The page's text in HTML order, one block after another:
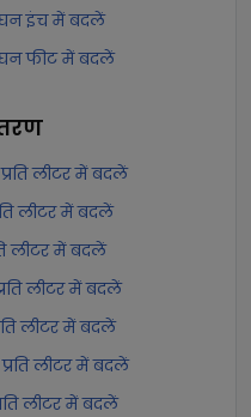
घन इंच में बदलें
घन फीट में बदलें
प्रति लीटर में बदलें
लीटर में बदलें
लीटर में बदलें
लीटर में बदलें
लीटर में बदलें
प्रति लीटर में बदलें
लीटर में बदलें